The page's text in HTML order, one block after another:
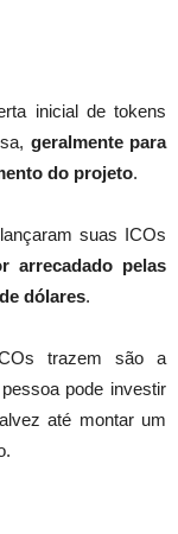
inicial de tokens
geralmente para
do projeto.
suas ICOs
arrecadado pelas
dólares.
trazem são a
pode investir
até montar um